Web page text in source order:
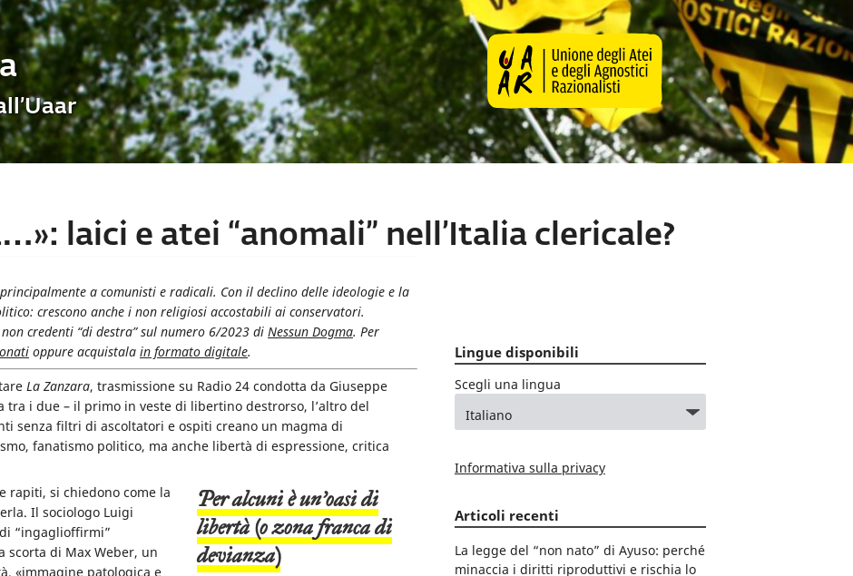
laici e atei “anomali” nell’Italia clericale?
a comunisti e radicali. Con il declino delle ideologie e la
crescono anche i non religiosi accostabili ai conservatori.
credenti “di destra” sul numero 6/2023 di Nessun Dogma. Per
oppure acquistala in formato digitale.
La Zanzara, trasmissione su Radio 24 condotta da Giuseppe
tra i due – il primo in veste di libertino destrorso, l’altro del
senza filtri di ascoltatori e ospiti creano un magma di
fanatismo politico, ma anche libertà di espressione, critica
Per alcuni è un’oasi di
libertà (o zona franca di
devianza)
rapiti, si chiedono come la
Il sociologo Luigi
“ingaglioffirmi”
scorta di Max Weber, un
«immagine patologica e
Lingue disponibili
Scegli una lingua
Informativa sulla privacy
Articoli recenti
La legge del “non nato” di Ayuso: perché
minaccia i diritti riproduttivi e rischia lo